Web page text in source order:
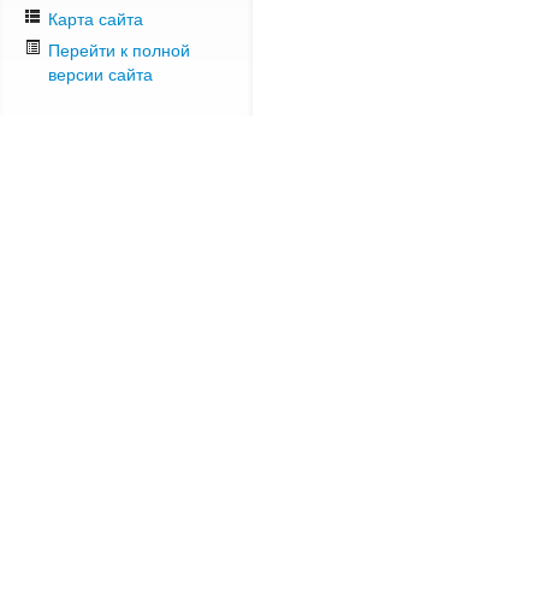
Карта сайта
Перейти к полной
версии сайта